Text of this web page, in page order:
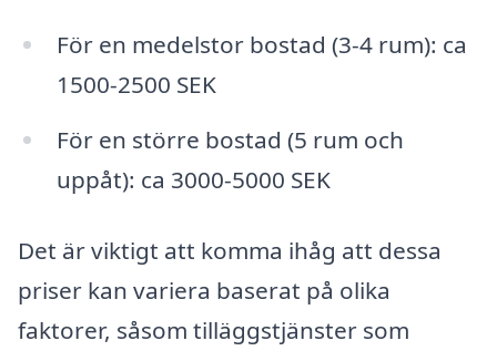
För en medelstor bostad (3-4 rum): ca
1500-2500 SEK
För en större bostad (5 rum och
uppåt): ca 3000-5000 SEK
Det är viktigt att komma ihåg att dessa
priser kan variera baserat på olika
faktorer, såsom tilläggstjänster som